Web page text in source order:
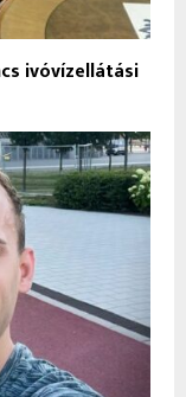
ivóvízellátási